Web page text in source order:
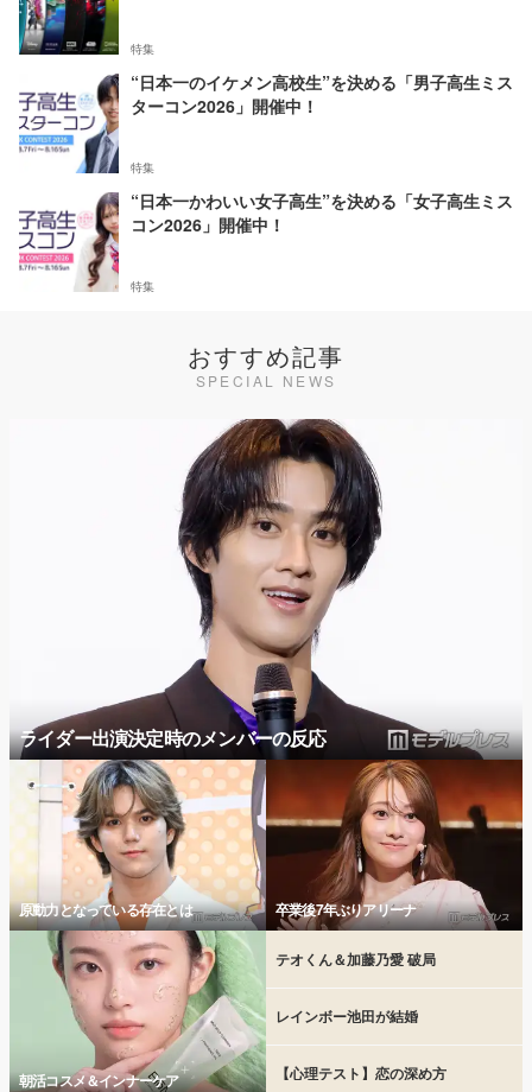
特集
“日本一のイケメン高校生”を決める「男子高生ミス
ターコン2026」開催中！
特集
“日本一かわいい女子高生”を決める「女子高生ミス
コン2026」開催中！
特集
おすすめ記事
SPECIAL NEWS
ライダー出演決定時のメンバーの反応
原動力となっている存在とは 卒業後7年ぶりアリーナ
朝活コスメ＆インナーケア
テオくん＆加藤乃愛 破局
レインボー池田が結婚
【心理テスト】恋の深め方